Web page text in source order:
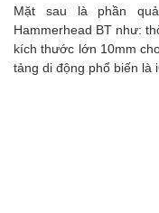
Mặt sau là phần
Hammerhead BT như:
kích thước lớn 10mm
tảng di động phổ biến là